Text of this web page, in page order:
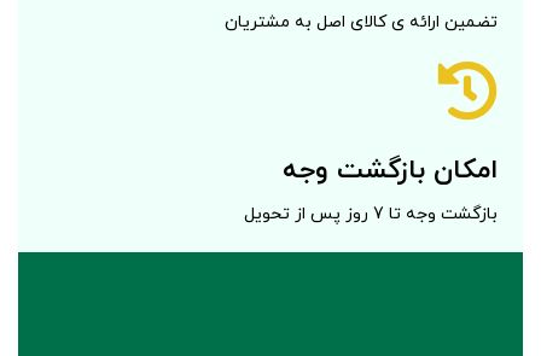
تضمین ارائه ی کالای اصل به مشتریان
امکان بازگشت وجه
بازگشت وجه تا 7 روز پس از تحویل